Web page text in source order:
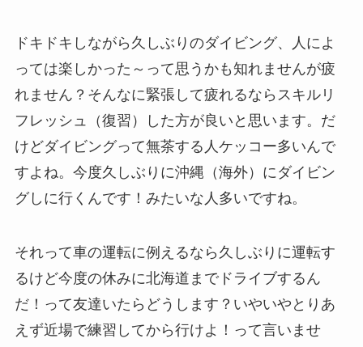
ドキドキしながら久しぶりのダイビング、人によ
っては楽しかった～って思うかも知れませんが疲
れません？そんなに緊張して疲れるならスキルリ
フレッシュ（復習）した方が良いと思います。だ
けどダイビングって無茶する人ケッコー多いんで
すよね。今度久しぶりに沖縄（海外）にダイビン
グしに行くんです！みたいな人多いですね。
それって車の運転に例えるなら久しぶりに運転す
るけど今度の休みに北海道までドライブするん
だ！って友達いたらどうします？いやいやとりあ
えず近場で練習してから行けよ！って言いませ